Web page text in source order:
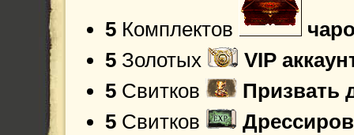
5 Комплектов
5 Золотых
VIP
5 Свитков
Призвать
5 Свитков